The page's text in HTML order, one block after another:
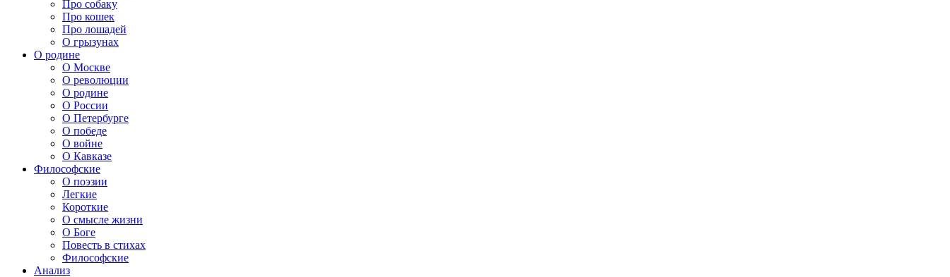
Про собаку
Про кошек
Про лошадей
О грызунах
О родине
О Москве
О революции
О родине
О России
О Петербурге
О победе
О войне
О Кавказе
Философские
О поэзии
Легкие
Короткие
О смысле жизни
О Боге
Повесть в стихах
Философские
Анализ